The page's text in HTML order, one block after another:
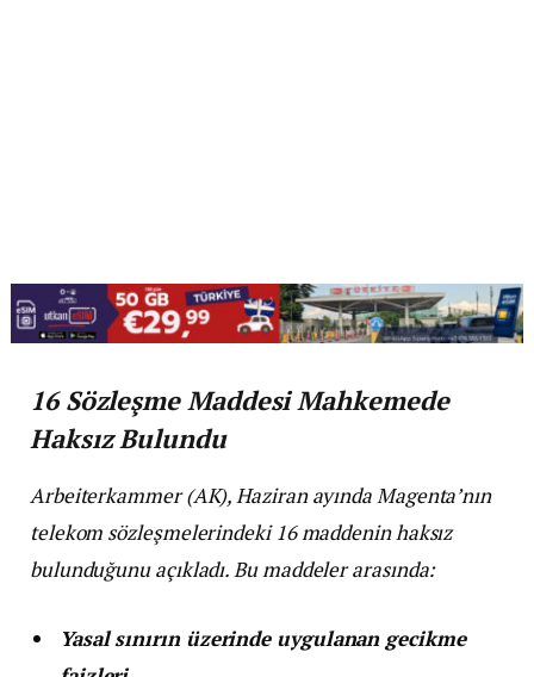
16 Sözleşme Maddesi Mahkemede
Haksız Bulundu
Arbeiterkammer (AK), Haziran ayında Magenta’nın
telekom sözleşmelerindeki 16 maddenin haksız
bulunduğunu açıkladı. Bu maddeler arasında:
Yasal sınırın üzerinde uygulanan gecikme